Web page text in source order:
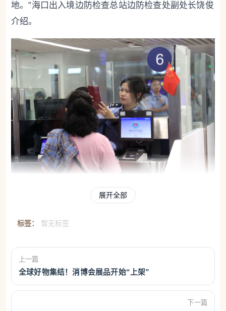
地。”海口出入境边防检查总站边防检查处副处长饶俊
介绍。
2026年3月27日，海口美兰边检站执勤民警为入
次，占入境外国人77.9%，同比上升29.3%。
对加拿大、英国持普通护照人员实施免签；扩大24小
时直接过境免办查验手续口岸的范围；增加240小时
过境免签政策适用口岸……几个月以来，一系列支持
展开全部
标签： 暂无标签
上一篇
全球好物集结！消博会展品开始“上架”
下一篇